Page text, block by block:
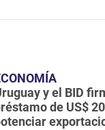
y el BID
de US$